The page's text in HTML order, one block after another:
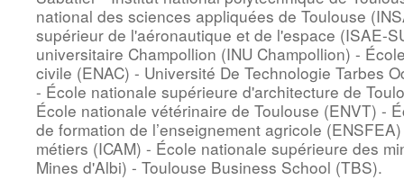
national des sciences appliquées de Toulouse
supérieur de l'aéronautique et de l'espace (ISAE-
universitaire Champollion (INU Champollion) -
civile (ENAC) - Université De Technologie Tarbes
- École nationale supérieure d'architecture de
École nationale vétérinaire de Toulouse (ENVT) -
de formation de l’enseignement agricole
métiers (ICAM) - École nationale supérieure des
Mines d'Albi) - Toulouse Business School (TBS).